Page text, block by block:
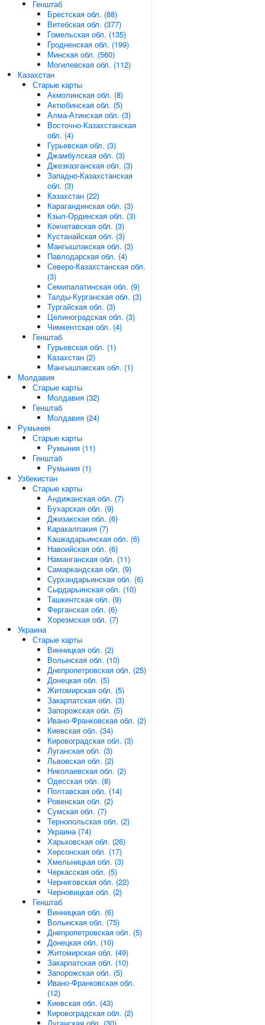
Генштаб
Брестская обл. (88)
Витебская обл. (377)
Гомельская обл. (135)
Гродненская обл. (199)
Минская обл. (560)
Могилевская обл. (112)
Казахстан
Старые карты
Акмолинская обл. (8)
Актюбинская обл. (5)
Алма-Атинская обл. (3)
Восточно-Казахстанская
обл. (4)
Гурьевская обл. (3)
Джамбулская обл. (3)
Джезказганская обл. (3)
Западно-Казахстанская
обл. (3)
Казахстан (22)
Карагандинская обл. (3)
Кзыл-Ординская обл. (3)
Кокчетавская обл. (3)
Кустанайская обл. (3)
Мангышлакская обл. (3)
Павлодарская обл. (4)
Северо-Казахстанская обл.
(3)
Семипалатинская обл. (9)
Талды-Курганская обл. (3)
Тургайская обл. (3)
Целиноградская обл. (3)
Чимкентская обл. (4)
Генштаб
Гурьевская обл. (1)
Казахстан (2)
Мангышлакская обл. (1)
Молдавия
Старые карты
Молдавия (32)
Генштаб
Молдавия (24)
Румыния
Старые карты
Румыния (11)
Генштаб
Румыния (1)
Узбекистан
Старые карты
Андижанская обл. (7)
Бухарская обл. (9)
Джизакская обл. (6)
Каракалпакия (7)
Кашкадарьинская обл. (6)
Навоийская обл. (6)
Наманганская обл. (11)
Самаркандская обл. (9)
Сурхандарьинская обл. (6)
Сырдарьинская обл. (10)
Ташкентская обл. (9)
Ферганская обл. (6)
Хорезмская обл. (7)
Украина
Старые карты
Винницкая обл. (2)
Волынская обл. (10)
Днепропетровская обл. (25)
Донецкая обл. (5)
Житомирская обл. (5)
Закарпатская обл. (3)
Запорожская обл. (5)
Ивано-Франковская обл. (2)
Киевская обл. (34)
Кировоградская обл. (3)
Луганская обл. (3)
Львовская обл. (2)
Николаевская обл. (2)
Одесская обл. (8)
Полтавская обл. (14)
Ровенская обл. (2)
Сумская обл. (7)
Тернопольская обл. (2)
Украина (74)
Харьковская обл. (26)
Херсонская обл. (17)
Хмельницкая обл. (3)
Черкасская обл. (5)
Черниговская обл. (22)
Черновицкая обл. (2)
Генштаб
Винницкая обл. (6)
Волынская обл. (75)
Днепропетровская обл. (5)
Донецкая обл. (10)
Житомирская обл. (49)
Закарпатская обл. (10)
Запорожская обл. (5)
Ивано-Франковская обл.
(12)
Киевская обл. (43)
Кировоградская обл. (2)